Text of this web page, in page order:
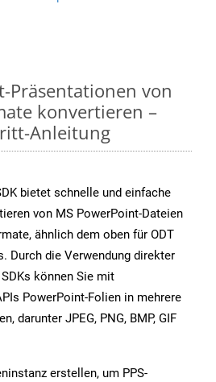
Präsentationen von
konvertieren –
Anleitung
bietet schnelle und einfache
von MS PowerPoint-Dateien
ähnlich dem oben für ODT
Durch die Verwendung direkter
können Sie mit
PowerPoint-Folien in mehrere
darunter JPEG, PNG, BMP, GIF
erstellen, um PPS-